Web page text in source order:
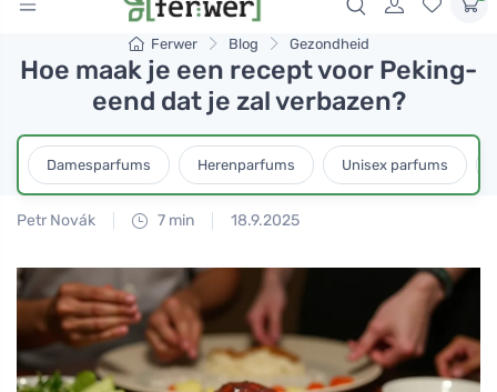
Ferwer Blog Gezondheid
Hoe maak je een recept voor Peking-
eend dat je zal verbazen?
Damesparfums Herenparfums Unisex parfums
Petr Novák 7 min 18.9.2025